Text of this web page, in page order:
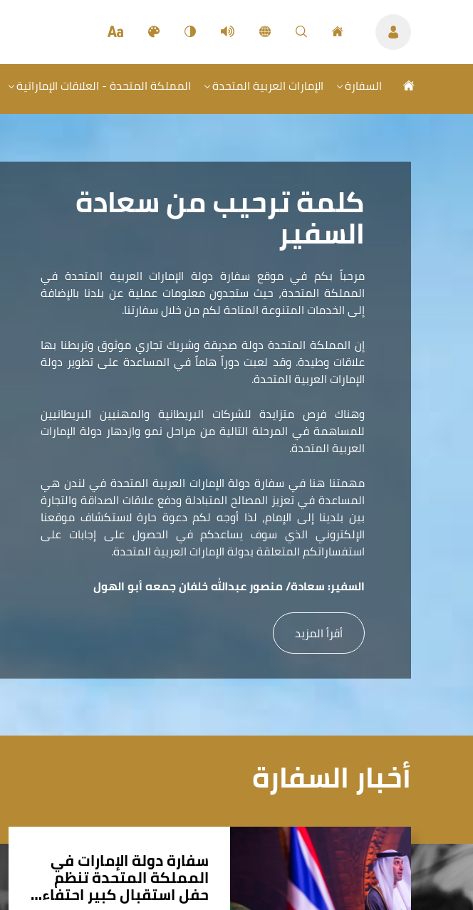
السفارة الإمارات العربية المتحدة المملكة المتحدة - العلاقات الإماراتية
كلمة ترحيب من سعادة
السفير
مرحباً بكم في موقع سفارة دولة الإمارات العربية المتحدة في
المملكة المتحدة، حيث ستجدون معلومات عملية عن بلدنا بالإضافة
إلى الخدمات المتنوعة المتاحة لكم من خلال سفارتنا.
إن المملكة المتحدة دولة صديقة وشريك تجاري موثوق وتربطنا بها
علاقات وطيدة. وقد لعبت دوراً هاماً في المساعدة على تطوير دولة
الإمارات العربية المتحدة.
وهناك فرص متزايدة للشركات البريطانية والمهنيين البريطانيين
للمساهمة في المرحلة التالية من مراحل نمو وازدهار دولة الإمارات
العربية المتحدة.
مهمتنا هنا في سفارة دولة الإمارات العربية المتحدة في لندن هي
المساعدة في تعزيز المصالح المتبادلة ودفع علاقات الصداقة والتجارة
بين بلدينا إلى الإمام، لذا أوجه لكم دعوة حارة لاستكشاف موقعنا
الإلكتروني الذي سوف يساعدكم في الحصول على إجابات على
استفساراتكم المتعلقة بدولة الإمارات العربية المتحدة.
السفير: سعادة/ منصور عبدالله خلفان جمعه أبو الهول
أقرأ المزيد
أخبار السفارة
سفارة دولة الإمارات في
المملكة المتحدة تنظم
حفل استقبال كبير احتفاء…